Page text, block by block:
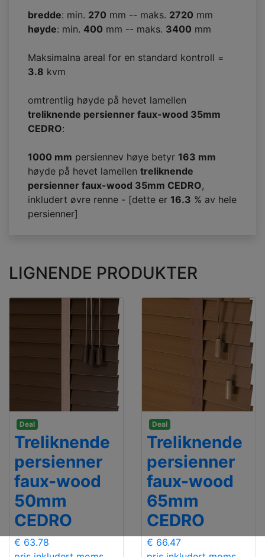
bredde: min. 270 mm -- maks. 2720 mm
høyde: min. 400 mm -- maks. 3400 mm
Maksimalna areal for en standard kontroll =
3.8 kvm
omtrentlig høyde på hevet lamellen
treliknende persienner faux-wood 35mm
CEDRO:
1000 mm persiennev høye betyr 163 mm
høyde på hevet lamellen treliknende
persienner faux-wood 35mm CEDRO,
inkludert øvre renne - [dette er 16.3 % av hele
persienner]
LIGNENDE PRODUKTER
Deal
Treliknende
persienner
faux-wood
50mm
CEDRO
€ 63.78
Deal
Treliknende
persienner
faux-wood
65mm
CEDRO
€ 66.47